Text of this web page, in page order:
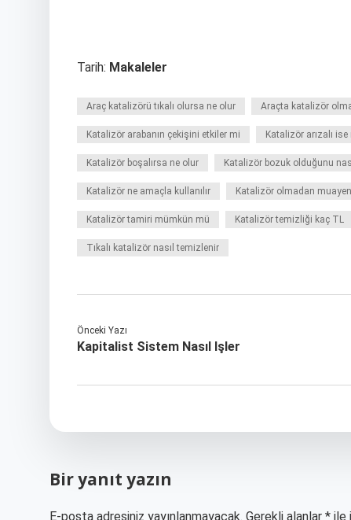
Tarih: Makaleler
Araç katalizörü tıkalı olursa ne olur Araçta katalizör
Katalizör arabanın çekişini etkiler mi Katalizör arızalı
Katalizör boşalırsa ne olur Katalizör bozuk olduğunu
Katalizör ne amaçla kullanılır Katalizör olmadan
Katalizör tamiri mümkün mü Katalizör temizliği kaç TL
Tıkalı katalizör nasıl temizlenir
Önceki Yazı
Kapitalist Sistem Nasıl Işler
Bir yanıt yazın
E-posta adresiniz yayınlanmayacak. Gerekli alanlar * ile